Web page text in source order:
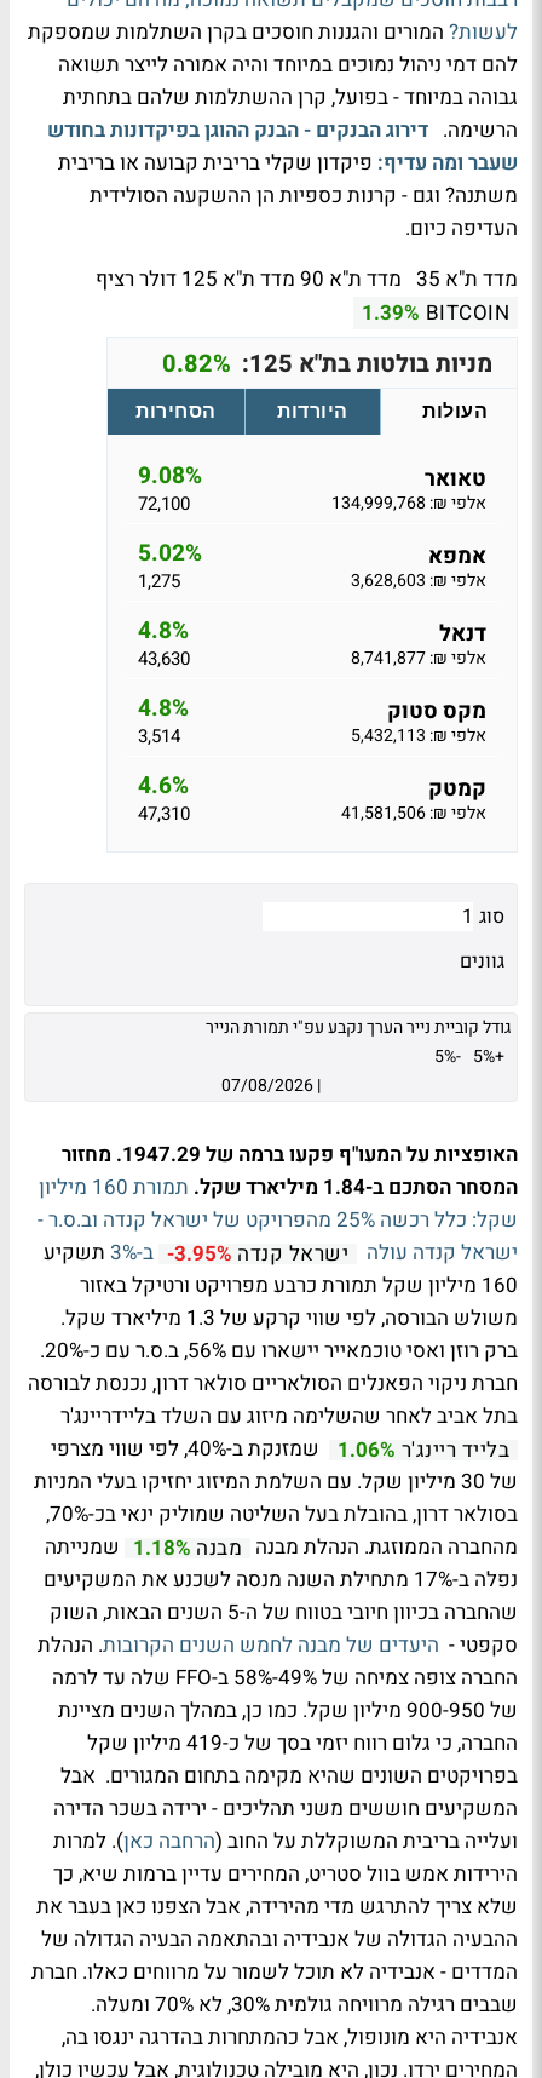
לעשות? המורים והגננות חוסכים בקרן השתלמות שמספקת
להם דמי ניהול נמוכים במיוחד והיה אמורה לייצר תשואה
גבוהה במיוחד - בפועל, קרן ההשתלמות שלהם בתחתית
הרשימה. דירוג הבנקים - הבנק ההוגן בפיקדונות בחודש
שעבר ומה עדיף: פיקדון שקלי בריבית קבועה או בריבית
משתנה? וגם - קרנות כספיות הן ההשקעה הסולידית
העדיפה כיום.
מדד ת"א 35
מדד ת"א 90 מדד ת"א 125
דולר רציף
BITCOIN
1.39%
מניות בולטות בת"א 125: 0.82%
העולות היורדות הסחירות
טאואר 9.08%
אלפי ₪: 134,999,768 72,100
אמפא 5.02%
אלפי ₪: 3,628,603 1,275
דנאל 4.8%
אלפי ₪: 8,741,877 43,630
מקס סטוק 4.8%
אלפי ₪: 5,432,113 3,514
קמטק 4.6%
אלפי ₪: 41,581,506 47,310
סוג
גוונים
גודל קוביית נייר הערך נקבע עפ"י תמורת הנייר
+5%
-5%
|
07/08/2026
האופציות על המעו"ף פקעו ברמה של 1947.29. מחזור
המסחר הסתכם ב-1.84 מיליארד שקל.
תמורת 160 מיליון
שקל: כלל רכשה 25% מהפרויקט של ישראל קנדה וב.ס.ר -
ישראל קנדה עולה
ישראל קנדה -3.95% ב-3%
תשקיע
160 מיליון שקל תמורת כרבע מפרויקט ורטיקל באזור
משולש הבורסה, לפי שווי קרקע של 1.3 מיליארד שקל.
ברק רוזן ואסי טוכמאייר יישארו עם 56%, ב.ס.ר עם כ-20%.
חברת ניקוי הפאנלים הסולאריים סולאר דרון, נכנסת לבורסה
בתל אביב לאחר שהשלימה מיזוג עם השלד בליידריינג'ר
בלייד ריינג'ר 1.06%
שמזנקת ב-40%, לפי שווי מצרפי
של 30 מיליון שקל. עם השלמת המיזוג יחזיקו בעלי המניות
בסולאר דרון, בהובלת בעל השליטה שמוליק ינאי בכ-70%,
מהחברה הממוזגת. הנהלת מבנה מבנה 1.18% שמנייתה
נפלה ב-17% מתחילת השנה מנסה לשכנע את המשקיעים
שהחברה בכיוון חיובי בטווח של ה-5 השנים הבאות, השוק
סקפטי - היעדים של מבנה לחמש השנים הקרובות. הנהלת
החברה צופה צמיחה של 49%-58% ב-FFO שלה עד לרמה
של 900-950 מיליון שקל. כמו כן, במהלך השנים מציינת
החברה, כי גלום רווח יזמי בסך של כ-419 מיליון שקל
בפרויקטים השונים שהיא מקימה בתחום המגורים. אבל
המשקיעים חוששים משני תהליכים - ירידה בשכר הדירה
ועלייה בריבית המשוקללת על החוב (הרחבה כאן). למרות
הירידות אמש בוול סטריט, המחירים עדיין ברמות שיא, כך
שלא צריך להתרגש מדי מהירידה, אבל הצפנו כאן בעבר את
ההבעיה הגדולה של אנבידיה ובהתאמה הבעיה הגדולה של
המדדים - אנבידיה לא תוכל לשמור על מרווחים כאלו. חברת
שבבים רגילה מרוויחה גולמית 30%, לא 70% ומעלה.
אנבידיה היא מונופול, אבל כהמתחרות בהדרגה ינגסו בה,
המחירים ירדו. נכון, היא מובילה טכנולוגית, אבל עכשיו כולן,